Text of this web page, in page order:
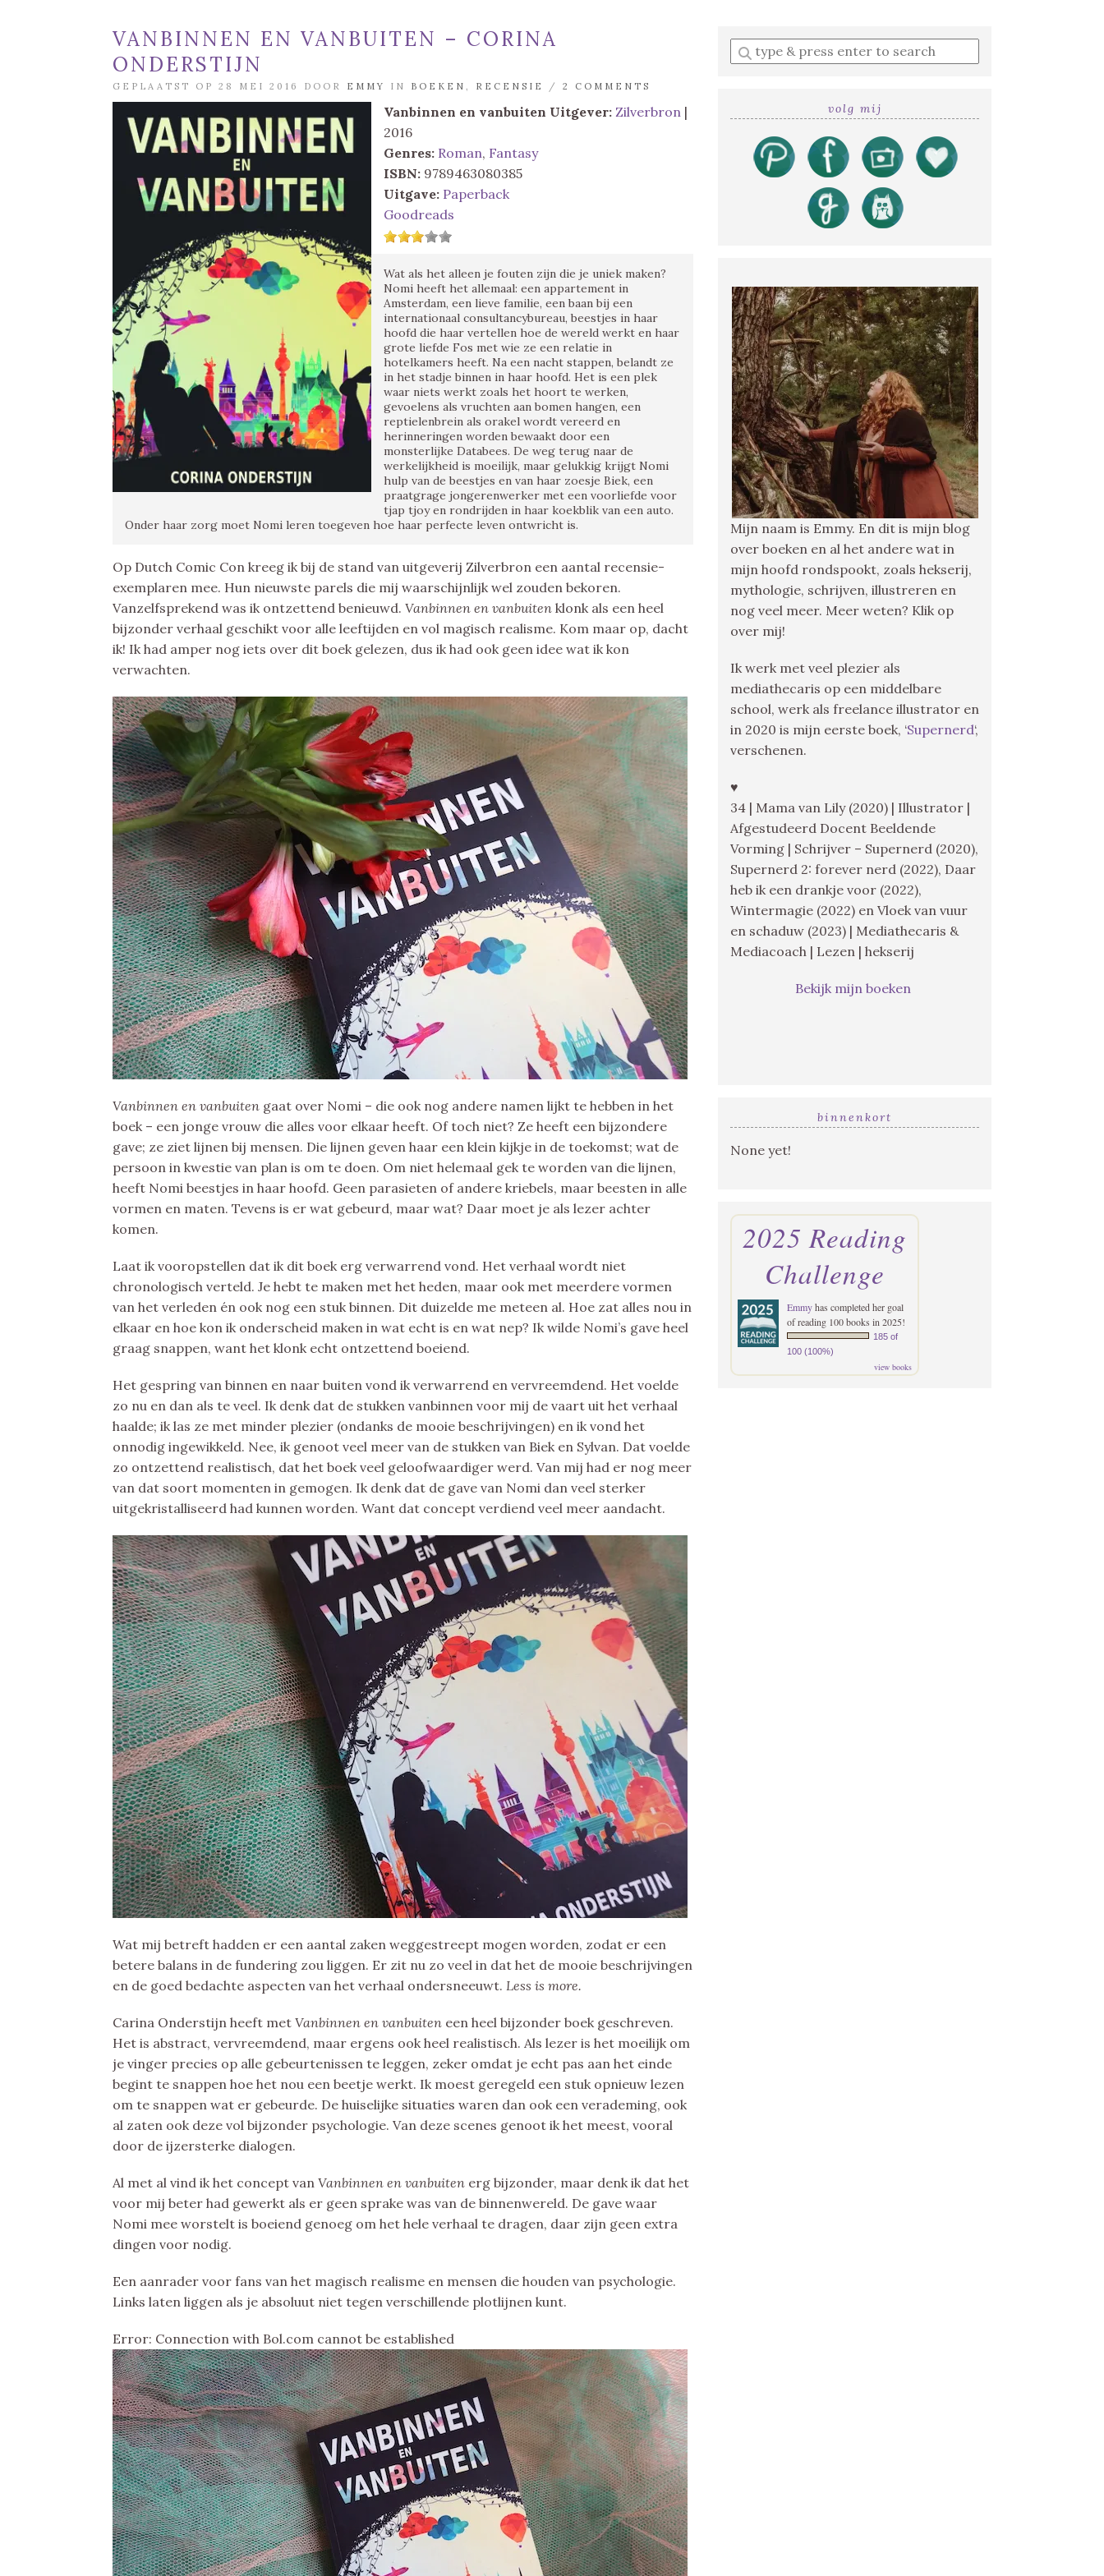
VANBINNEN EN VANBUITEN – CORINA
ONDERSTIJN
GEPLAATST OP 28 MEI 2016 DOOR EMMY IN BOEKEN , RECENSIE / 2 COMMENTS
Vanbinnen en vanbuiten Uitgever: Zilverbron |
2016
Genres: Roman, Fantasy
ISBN: 9789463080385
Uitgave: Paperback
Goodreads
Wat als het alleen je fouten zijn die je uniek maken?
Nomi heeft het allemaal: een appartement in
Amsterdam, een lieve familie, een baan bij een
internationaal consultancybureau, beestjes in haar
hoofd die haar vertellen hoe de wereld werkt en haar
grote liefde Fos met wie ze een relatie in
hotelkamers heeft. Na een nacht stappen, belandt ze
in het stadje binnen in haar hoofd. Het is een plek
waar niets werkt zoals het hoort te werken,
gevoelens als vruchten aan bomen hangen, een
reptielenbrein als orakel wordt vereerd en
herinneringen worden bewaakt door een
monsterlijke Databees. De weg terug naar de
werkelijkheid is moeilijk, maar gelukkig krijgt Nomi
hulp van de beestjes en van haar zoesje Biek, een
praatgrage jongerenwerker met een voorliefde voor
tjap tjoy en rondrijden in haar koekblik van een auto.
Onder haar zorg moet Nomi leren toegeven hoe haar perfecte leven ontwricht is.
Op Dutch Comic Con kreeg ik bij de stand van uitgeverij Zilverbron een aantal recensie-
exemplaren mee. Hun nieuwste parels die mij waarschijnlijk wel zouden bekoren.
Vanzelfsprekend was ik ontzettend benieuwd. Vanbinnen en vanbuiten klonk als een heel
bijzonder verhaal geschikt voor alle leeftijden en vol magisch realisme. Kom maar op, dacht
ik! Ik had amper nog iets over dit boek gelezen, dus ik had ook geen idee wat ik kon
verwachten.
Vanbinnen en vanbuiten gaat over Nomi – die ook nog andere namen lijkt te hebben in het
boek – een jonge vrouw die alles voor elkaar heeft. Of toch niet? Ze heeft een bijzondere
gave; ze ziet lijnen bij mensen. Die lijnen geven haar een klein kijkje in de toekomst; wat de
persoon in kwestie van plan is om te doen. Om niet helemaal gek te worden van die lijnen,
heeft Nomi beestjes in haar hoofd. Geen parasieten of andere kriebels, maar beesten in alle
vormen en maten. Tevens is er wat gebeurd, maar wat? Daar moet je als lezer achter
komen.
Laat ik vooropstellen dat ik dit boek erg verwarrend vond. Het verhaal wordt niet
chronologisch verteld. Je hebt te maken met het heden, maar ook met meerdere vormen
van het verleden én ook nog een stuk binnen. Dit duizelde me meteen al. Hoe zat alles nou in
elkaar en hoe kon ik onderscheid maken in wat echt is en wat nep? Ik wilde Nomi’s gave heel
graag snappen, want het klonk echt ontzettend boeiend.
Het gespring van binnen en naar buiten vond ik verwarrend en vervreemdend. Het voelde
zo nu en dan als te veel. Ik denk dat de stukken vanbinnen voor mij de vaart uit het verhaal
haalde; ik las ze met minder plezier (ondanks de mooie beschrijvingen) en ik vond het
onnodig ingewikkeld. Nee, ik genoot veel meer van de stukken van Biek en Sylvan. Dat voelde
zo ontzettend realistisch, dat het boek veel geloofwaardiger werd. Van mij had er nog meer
van dat soort momenten in gemogen. Ik denk dat de gave van Nomi dan veel sterker
uitgekristalliseerd had kunnen worden. Want dat concept verdiend veel meer aandacht.
Wat mij betreft hadden er een aantal zaken weggestreept mogen worden, zodat er een
betere balans in de fundering zou liggen. Er zit nu zo veel in dat het de mooie beschrijvingen
en de goed bedachte aspecten van het verhaal ondersneeuwt. Less is more.
Carina Onderstijn heeft met Vanbinnen en vanbuiten een heel bijzonder boek geschreven.
Het is abstract, vervreemdend, maar ergens ook heel realistisch. Als lezer is het moeilijk om
je vinger precies op alle gebeurtenissen te leggen, zeker omdat je echt pas aan het einde
begint te snappen hoe het nou een beetje werkt. Ik moest geregeld een stuk opnieuw lezen
om te snappen wat er gebeurde. De huiselijke situaties waren dan ook een verademing, ook
al zaten ook deze vol bijzonder psychologie. Van deze scenes genoot ik het meest, vooral
door de ijzersterke dialogen.
Al met al vind ik het concept van Vanbinnen en vanbuiten erg bijzonder, maar denk ik dat het
voor mij beter had gewerkt als er geen sprake was van de binnenwereld. De gave waar
Nomi mee worstelt is boeiend genoeg om het hele verhaal te dragen, daar zijn geen extra
dingen voor nodig.
Een aanrader voor fans van het magisch realisme en mensen die houden van psychologie.
Links laten liggen als je absoluut niet tegen verschillende plotlijnen kunt.
Error: Connection with Bol.com cannot be established
Enter
a
volg mij
Mijn naam is Emmy. En dit is mijn blog
over boeken en al het andere wat in
mijn hoofd rondspookt, zoals hekserij,
mythologie, schrijven, illustreren en
nog veel meer. Meer weten? Klik op
over mij!
Ik werk met veel plezier als
mediathecaris op een middelbare
school, werk als freelance illustrator en
in 2020 is mijn eerste boek, ‘Supernerd‘,
verschenen.
♥
34 | Mama van Lily (2020) | Illustrator |
Afgestudeerd Docent Beeldende
Vorming | Schrijver – Supernerd (2020),
Supernerd 2: forever nerd (2022), Daar
heb ik een drankje voor (2022),
Wintermagie (2022) en Vloek van vuur
en schaduw (2023) | Mediathecaris &
Mediacoach | Lezen | hekserij
Bekijk mijn boeken
binnenkort
None yet!
2025 Reading
Challenge
Emmyhas completed her goal
of reading 100 books in 2025!
185 of
100 (100%)
view books